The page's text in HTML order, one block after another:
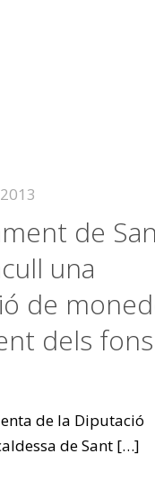
de
una
de
dels
de la Diputació
de Sant […]